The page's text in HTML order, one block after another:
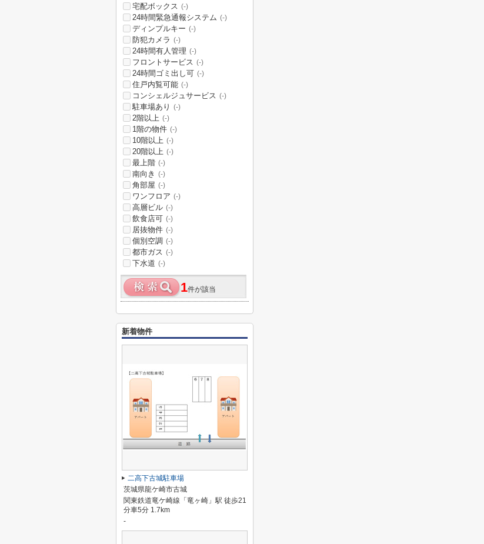
宅配ボックス (-)
24時間緊急通報システム (-)
ディンプルキー (-)
防犯カメラ (-)
24時間有人管理 (-)
フロントサービス (-)
24時間ゴミ出し可 (-)
住戸内覧可能 (-)
コンシェルジュサービス (-)
駐車場あり (-)
2階以上 (-)
1階の物件 (-)
10階以上 (-)
20階以上 (-)
最上階 (-)
南向き (-)
角部屋 (-)
ワンフロア (-)
高層ビル (-)
飲食店可 (-)
居抜物件 (-)
個別空調 (-)
都市ガス (-)
下水道 (-)
1件が該当
新着物件
二高下古城駐車場
茨城県龍ケ崎市古城
関東鉄道竜ケ崎線「竜ヶ崎」駅 徒歩21
分車5分 1.7km
-